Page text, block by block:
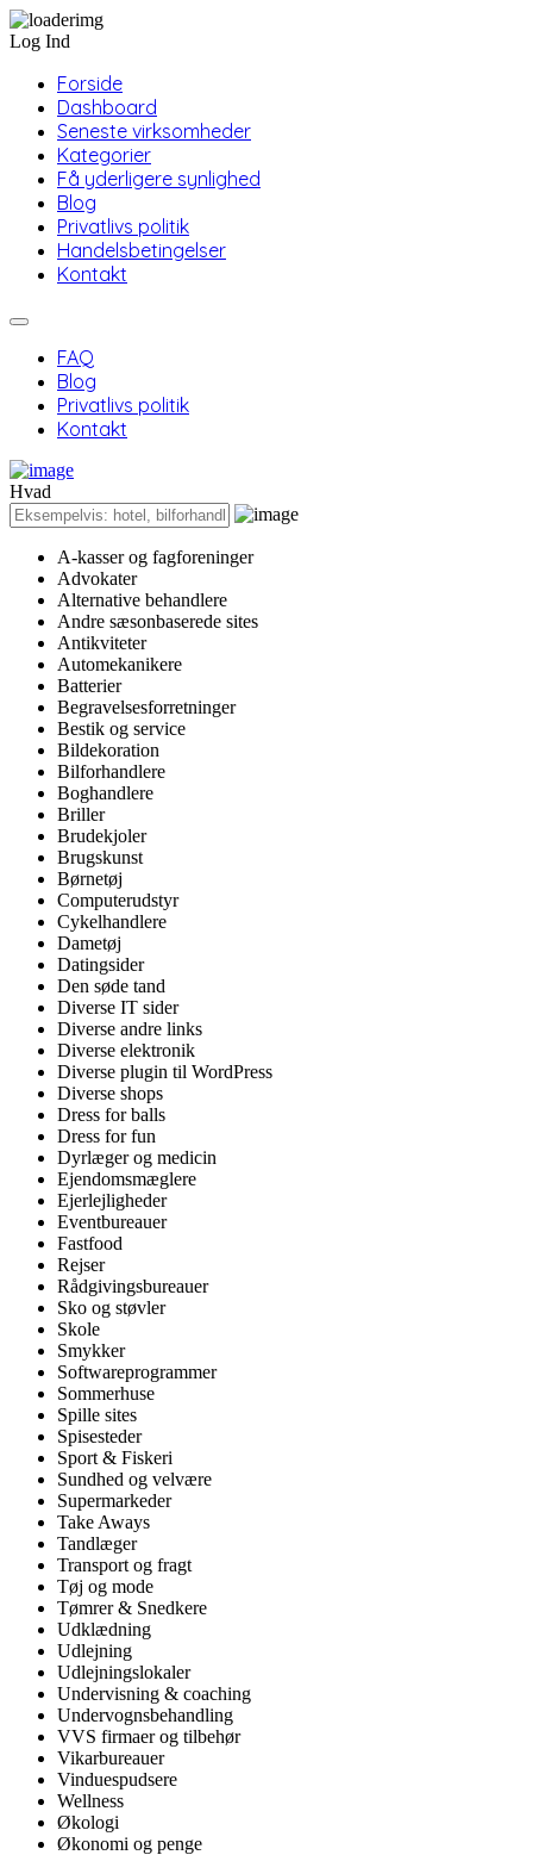
Log Ind
Forside
Dashboard
Seneste virksomheder
Kategorier
Få yderligere synlighed
Blog
Privatlivs politik
Handelsbetingelser
Kontakt
FAQ
Blog
Privatlivs politik
Kontakt
Hvad
A-kasser og fagforeninger
Advokater
Alternative behandlere
Andre sæsonbaserede sites
Antikviteter
Automekanikere
Batterier
Begravelsesforretninger
Bestik og service
Bildekoration
Bilforhandlere
Boghandlere
Briller
Brudekjoler
Brugskunst
Børnetøj
Computerudstyr
Cykelhandlere
Dametøj
Datingsider
Den søde tand
Diverse IT sider
Diverse andre links
Diverse elektronik
Diverse plugin til WordPress
Diverse shops
Dress for balls
Dress for fun
Dyrlæger og medicin
Ejendomsmæglere
Ejerlejligheder
Eventbureauer
Fastfood
Rejser
Rådgivingsbureauer
Sko og støvler
Skole
Smykker
Softwareprogrammer
Sommerhuse
Spille sites
Spisesteder
Sport & Fiskeri
Sundhed og velvære
Supermarkeder
Take Aways
Tandlæger
Transport og fragt
Tøj og mode
Tømrer & Snedkere
Udklædning
Udlejning
Udlejningslokaler
Undervisning & coaching
Undervognsbehandling
VVS firmaer og tilbehør
Vikarbureauer
Vinduespudsere
Wellness
Økologi
Økonomi og penge